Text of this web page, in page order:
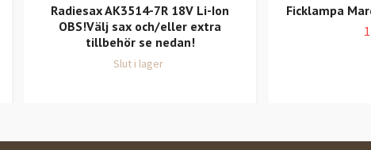
Radiesax AK3514-7R 18V Li-Ion
OBS!Välj sax och/eller extra
tillbehör se nedan!
Slut i lager
Ficklampa